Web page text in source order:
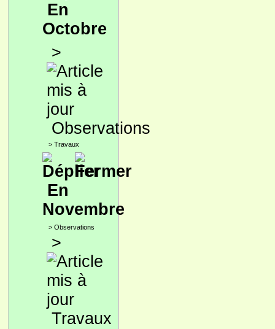
En
Octobre
>
Observations
> Travaux
En
Novembre
> Observations
>
Travaux